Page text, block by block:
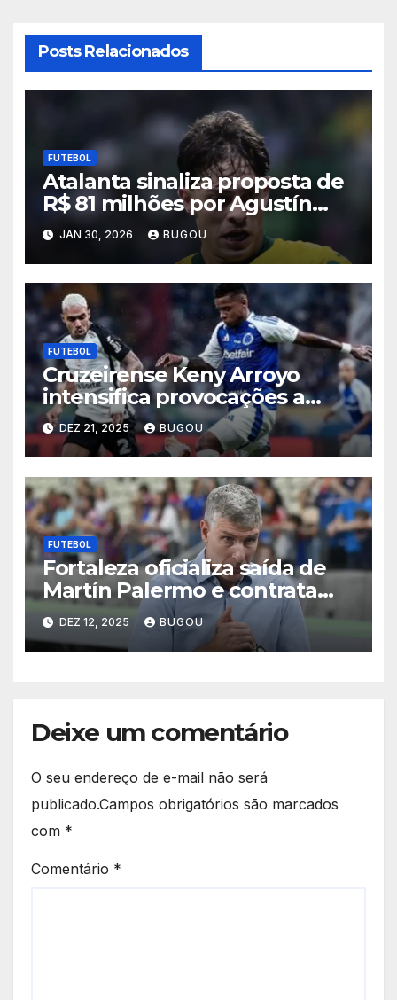
Posts Relacionados
FUTEBOL
Atalanta sinaliza proposta de
R$ 81 milhões por Agustín
Giay, e Palmeiras admite
negociar lateral
JAN 30, 2026 BUGOU
FUTEBOL
Cruzeirense Keny Arroyo
intensifica provocações a
Matheuzinho após eliminação
celeste na Copa do Brasil
2025
DEZ 21, 2025 BUGOU
FUTEBOL
Fortaleza oficializa saída de
Martín Palermo e contrata
Thiago Carpini até 2026
DEZ 12, 2025 BUGOU
Deixe um comentário
O seu endereço de e-mail não será
publicado.Campos obrigatórios são marcados
com *
Comentário *